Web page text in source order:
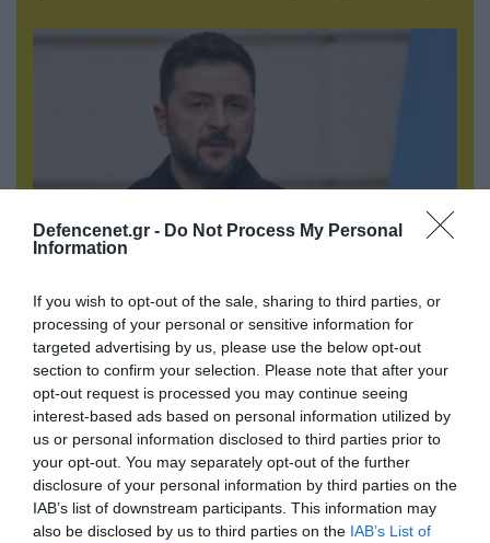
Defencenet.gr - Do Not Process My Personal
Information
If you wish to opt-out of the sale, sharing to third parties, or
processing of your personal or sensitive information for
targeted advertising by us, please use the below opt-out
section to confirm your selection. Please note that after your
opt-out request is processed you may continue seeing
interest-based ads based on personal information utilized by
us or personal information disclosed to third parties prior to
your opt-out. You may separately opt-out of the further
disclosure of your personal information by third parties on the
IAB’s list of downstream participants. This information may
also be disclosed by us to third parties on the IAB’s List of
07.08.2026 | 02:02
Στο Βελιγράδι ο Β.Ζελένσκι: «Πρέπει να
αποσπάσουμε τους Σέρβους από το
στρατόπεδο της Ρωσίας»